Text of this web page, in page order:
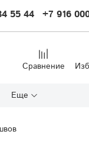
55 44 +7 916
Сравнение
Еще